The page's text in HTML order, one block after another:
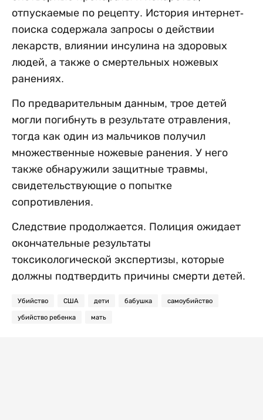
отпускаемые по рецепту. История интернет-
поиска содержала запросы о действии
лекарств, влиянии инсулина на здоровых
людей, а также о смертельных ножевых
ранениях.
По предварительным данным, трое детей
могли погибнуть в результате отравления,
тогда как один из мальчиков получил
множественные ножевые ранения. У него
также обнаружили защитные травмы,
свидетельствующие о попытке
сопротивления.
Следствие продолжается. Полиция ожидает
окончательные результаты
токсикологической экспертизы, которые
должны подтвердить причины смерти детей.
Убийство США дети бабушка самоубийство
убийство ребенка мать